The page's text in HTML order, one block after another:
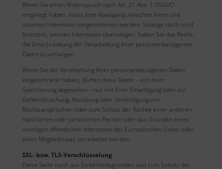
Wenn Sie einen Widerspruch nach Art. 21 Abs. 1 DSGVO
eingelegt haben, muss eine Abwägung zwischen Ihren und
unseren Interessen vorgenommen werden. Solange noch nicht
feststeht, wessen Interessen überwiegen, haben Sie das Recht,
die Einschränkung der Verarbeitung Ihrer personenbezogenen
Daten zu verlangen.
Wenn Sie die Verarbeitung Ihrer personenbezogenen Daten
eingeschränkt haben, dürfen diese Daten – von ihrer
Speicherung abgesehen – nur mit Ihrer Einwilligung oder zur
Geltendmachung, Ausübung oder Verteidigung von
Rechtsansprüchen oder zum Schutz der Rechte einer anderen
natürlichen oder juristischen Person oder aus Gründen eines
wichtigen öffentlichen Interesses der Europäischen Union oder
eines Mitgliedstaats verarbeitet werden.
SSL- bzw. TLS-Verschlüsselung
Diese Seite nutzt aus Sicherheitsgründen und zum Schutz der